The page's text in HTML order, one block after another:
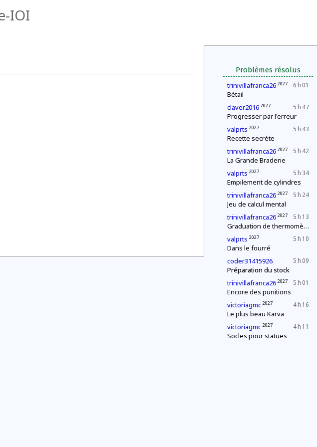
IOI
Problèmes résolus
6 h 01
trinivillafranca26 2027
Bétail
5 h 47
claver2016 2027
Progresser par l'erreur
5 h 43
valprts 2027
Recette secrète
5 h 42
trinivillafranca26 2027
La Grande Braderie
5 h 34
valprts 2027
Empilement de cylindres
5 h 24
trinivillafranca26 2027
Jeu de calcul mental
5 h 13
trinivillafranca26 2027
Graduation de thermomètres
5 h 10
valprts 2027
Dans le fourré
5 h 09
coder31415926
Préparation du stock
5 h 01
trinivillafranca26 2027
Encore des punitions
4 h 16
victoriagmc 2027
Le plus beau Karva
4 h 11
victoriagmc 2027
Socles pour statues